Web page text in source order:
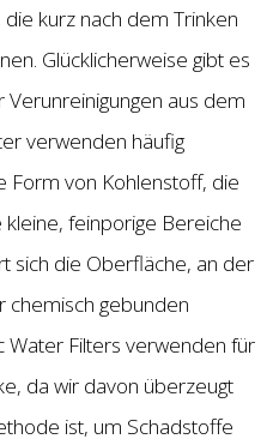
kurz nach dem Trinken
Glücklicherweise gibt es
aus dem
verwenden häufig
Form von Kohlenstoff, die
feinporige Bereiche
sich die Oberfläche, an der
gebunden
Water Filters verwenden für
da wir davon überzeugt
ist, um Schadstoffe